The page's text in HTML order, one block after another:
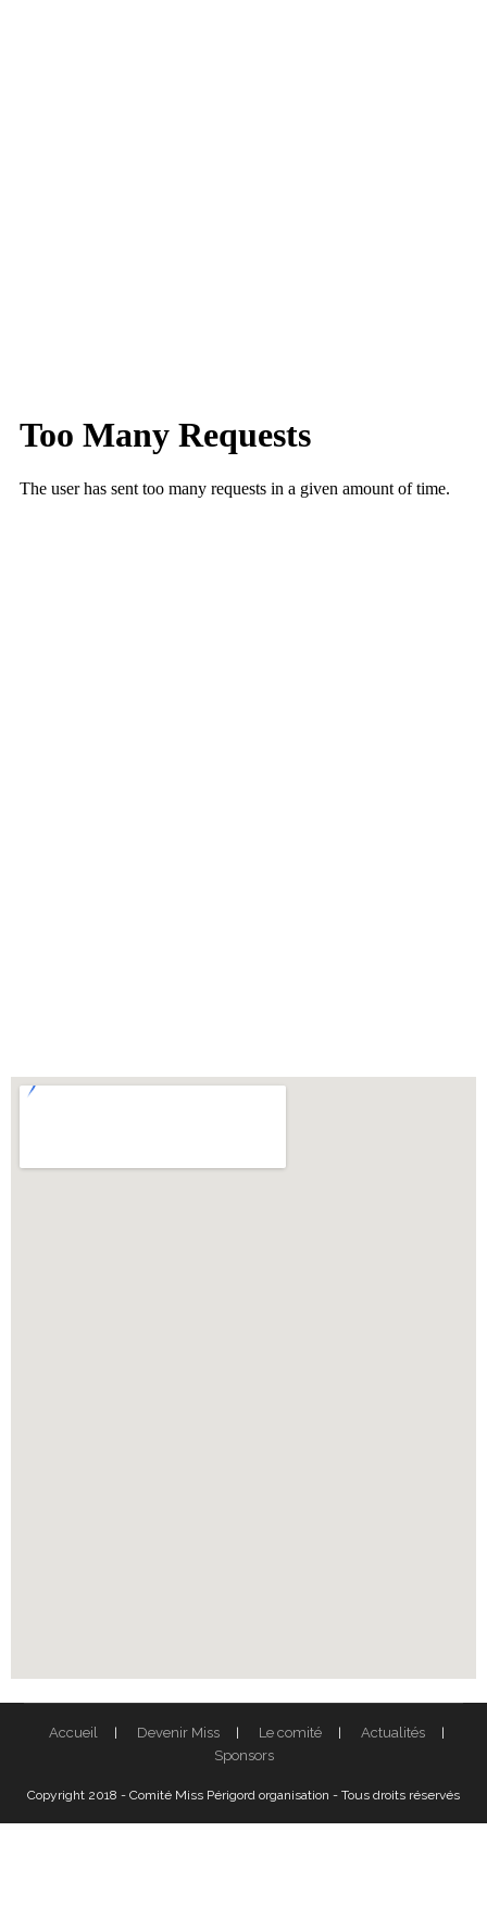
Accueil Devenir Miss Le comité
Actualités
Sponsors
Copyright 2018 - Comité Miss Périgord organisation - Tous droits réservés